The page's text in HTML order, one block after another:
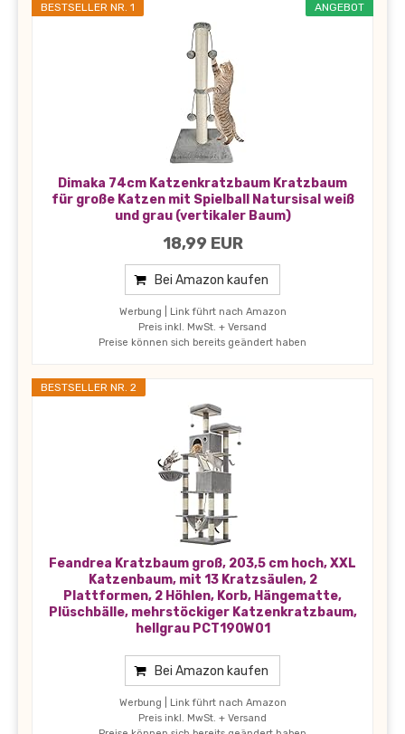
ANGEBOT
BESTSELLER NR. 1
Dimaka 74cm Katzenkratzbaum Kratzbaum
für große Katzen mit Spielball Natursisal weiß
und grau (vertikaler Baum)
18,99 EUR
Bei Amazon kaufen
Werbung | Link führt nach Amazon
Preis inkl. MwSt. + Versand
Preise können sich bereits geändert haben
BESTSELLER NR. 2
Feandrea Kratzbaum groß, 203,5 cm hoch, XXL
Katzenbaum, mit 13 Kratzsäulen, 2
Plattformen, 2 Höhlen, Korb, Hängematte,
Plüschbälle, mehrstöckiger Katzenkratzbaum,
hellgrau PCT190W01
Bei Amazon kaufen
Werbung | Link führt nach Amazon
Preis inkl. MwSt. + Versand